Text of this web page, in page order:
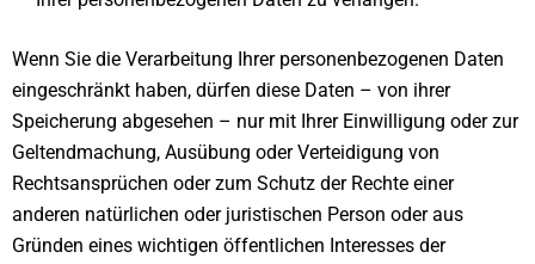
Wenn Sie die Verarbeitung Ihrer personenbezogenen Daten
eingeschränkt haben, dürfen diese Daten – von ihrer
Speicherung abgesehen – nur mit Ihrer Einwilligung oder zur
Geltendmachung, Ausübung oder Verteidigung von
Rechtsansprüchen oder zum Schutz der Rechte einer
anderen natürlichen oder juristischen Person oder aus
Gründen eines wichtigen öffentlichen Interesses der